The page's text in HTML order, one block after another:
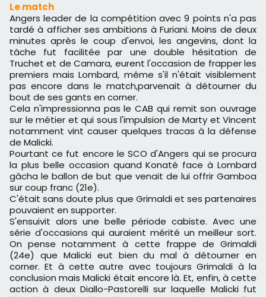
Le match
Angers leader de la compétition avec 9 points n'a pas
tardé à afficher ses ambitions à Furiani. Moins de deux
minutes après le coup d'envoi, les angevins, dont la
tâche fut facilitée par une double hésitation de
Truchet et de Camara, eurent l'occasion de frapper les
premiers mais Lombard, même s'il n'était visiblement
pas encore dans le match,parvenait à détourner du
bout de ses gants en corner.
Cela n'impressionna pas le CAB qui remit son ouvrage
sur le métier et qui sous l'impulsion de Marty et Vincent
notamment vint causer quelques tracas à la défense
de Malicki.
Pourtant ce fut encore le SCO d'Angers qui se procura
la plus belle occasion quand Konaté face à Lombard
gâcha le ballon de but que venait de lui offrir Gamboa
sur coup franc (21e).
C'était sans doute plus que Grimaldi et ses partenaires
pouvaient en supporter.
S'ensuivit alors une belle période cabiste. Avec une
série d'occasions qui auraient mérité un meilleur sort.
On pense notamment à cette frappe de Grimaldi
(24e) que Malicki eut bien du mal à détourner en
corner. Et à cette autre avec toujours Grimaldi à la
conclusion mais Malicki était encore là. Et, enfin, à cette
action à deux Diallo-Pastorelli sur laquelle Malicki fut